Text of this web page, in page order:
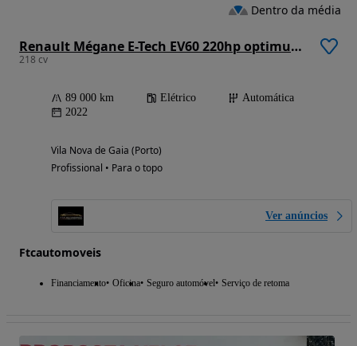
Renault Mégane E-Tech EV60 220hp optimum charge Techno
218 cv
89 000 km Elétrico
Automática
2022
Vila Nova de Gaia (Porto)
Profissional • Para o topo
Ver anúncios
Ftcautomoveis
Financiamento Oficina Seguro automóvel Serviço de retoma
Dentro da média